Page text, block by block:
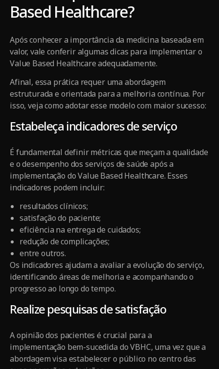
Based Healthcare?
Após conhecer a importância da medicina baseada em
valor, vale conferir algumas dicas para implementar o
Value Based Healthcare adequadamente.
Afinal, essa prática requer uma abordagem
estruturada e orientada para a melhoria contínua. Por
isso, veja como adotar esse modelo com maior sucesso:
Estabeleça indicadores de serviço
É fundamental definir métricas que meçam a qualidade
e o desempenho dos serviços de saúde após a
implementação do Value Based Healthcare. Esses
indicadores podem incluir:
resultados clínicos;
satisfação do paciente;
eficiência na entrega de cuidados;
redução de complicações;
entre outros.
Os indicadores ajudam a avaliar a evolução do serviço,
identificando áreas de melhoria e acompanhando o
progresso ao longo do tempo.
Realize pesquisas de satisfação
A opinião dos pacientes é crucial para a
implementação bem-sucedida do VBHC, uma vez que a
abordagem visa estabelecer o público no centro das